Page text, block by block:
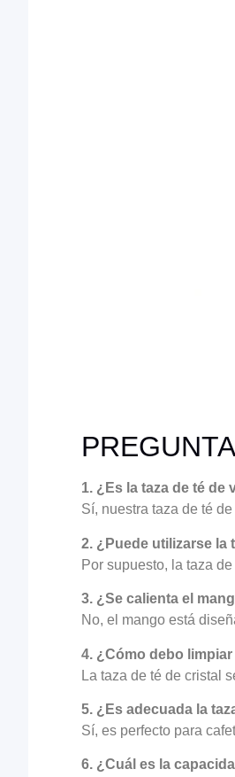
1. ¿Es la taza de té
Sí, nuestra taza de té
2. ¿Puede utilizarse la
Por supuesto, la taza
3. ¿Se calienta el
No, el mango está
4. ¿Cómo debo
La taza de té de cristal
5. ¿Es adecuada la
Sí, es perfecto para
6. ¿Cuál es la